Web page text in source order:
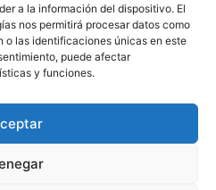
a la información del dispositivo. El
nos permitirá procesar datos como
o las identificaciones únicas en este
puede afectar
y funciones.